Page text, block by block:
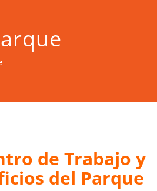
de Trabajo y
del Parque